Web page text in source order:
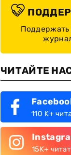
ЧИТАЙТЕ
110 K+
15K+